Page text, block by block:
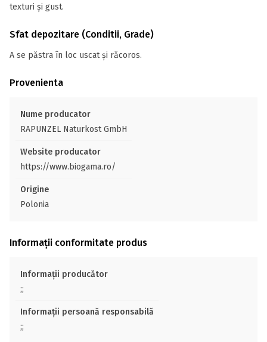
texturi și gust.
Sfat depozitare (Conditii, Grade)
A se păstra în loc uscat și răcoros.
Provenienta
Nume producator
RAPUNZEL Naturkost GmbH
Website producator
https://www.biogama.ro/
Origine
Polonia
Informații conformitate produs
Informații producător
;;
Informații persoană responsabilă
;;